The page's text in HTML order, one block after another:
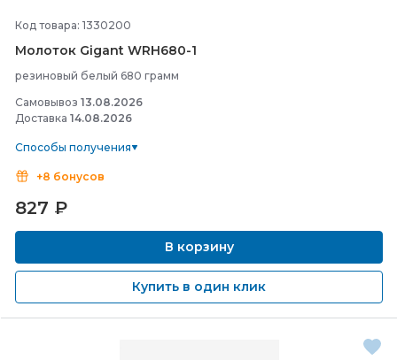
Код товара: 1330200
Молоток Gigant WRH680-1
резиновый белый 680 грамм
Самовывоз 13.08.2026
Доставка 14.08.2026
Способы получения
+8 бонусов
827 ₽
В корзину
Купить в один клик